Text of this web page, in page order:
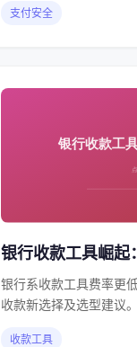
支付安全
银行收款工具崛起
银行系收款工具费率更
收款新选择及选型建议。
收款工具